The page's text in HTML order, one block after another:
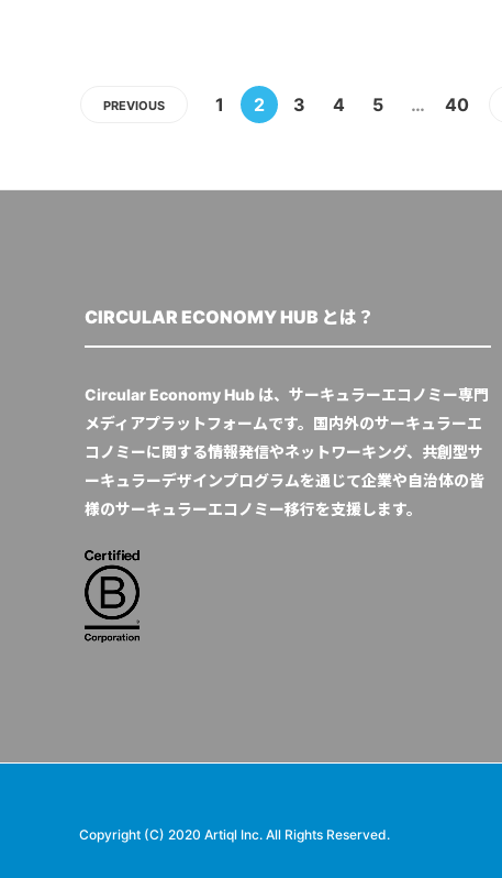
PREVIOUS 1 2 3 4 5 … 40
CIRCULAR ECONOMY HUB とは？
Circular Economy Hub は、サーキュラーエコノミー専門
メディアプラットフォームです。国内外のサーキュラーエ
コノミーに関する情報発信やネットワーキング、共創型サ
ーキュラーデザインプログラムを通じて企業や自治体の皆
様のサーキュラーエコノミー移行を支援します。
Copyright (C) 2020 Artiql Inc. All Rights Reserved.